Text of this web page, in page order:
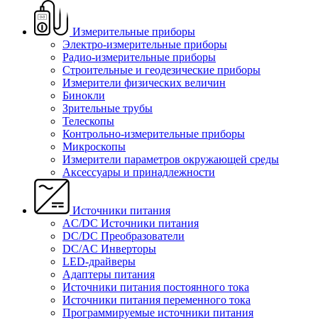
Измерительные приборы
Электро-измерительные приборы
Радио-измерительные приборы
Строительные и геодезические приборы
Измерители физических величин
Бинокли
Зрительные трубы
Телескопы
Контрольно-измерительные приборы
Микроскопы
Измерители параметров окружающей среды
Аксессуары и принадлежности
Источники питания
AC/DC Источники питания
DC/DC Преобразователи
DC/AC Инверторы
LED-драйверы
Адаптеры питания
Источники питания постоянного тока
Источники питания переменного тока
Программируемые источники питания